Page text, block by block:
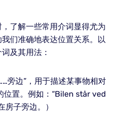
了解一些常用介词显得尤为
们准确地表达位置关系。以
及其用法：
旁边”，用于描述某事物相对
位置。例如：“Bilen står ved
房子旁边。）